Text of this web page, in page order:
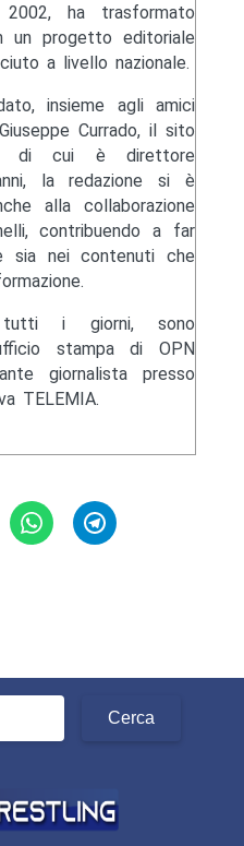
ha trasformato
un progetto editoriale
a livello nazionale.
insieme agli amici
Currado, il sito
di cui è direttore
la redazione si è
alla collaborazione
contribuendo a far
sia nei contenuti che
i giorni, sono
stampa di OPN
giornalista presso
TELEMIA.